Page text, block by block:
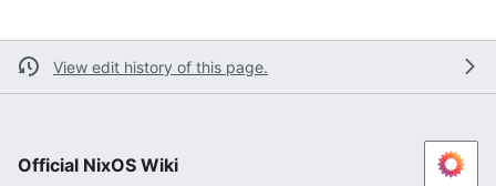
View edit history of this page.
Official NixOS Wiki